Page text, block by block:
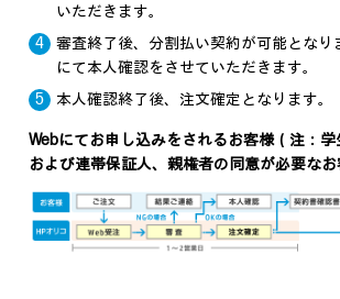
いただきます。
審査終了後、分割払い契約が可能となり
にて本人確認をさせていただきます。
本人確認終了後、注文確定となります。
Webにてお申し込みをされるお客様（注：
および連帯保証人、親権者の同意が必要なお